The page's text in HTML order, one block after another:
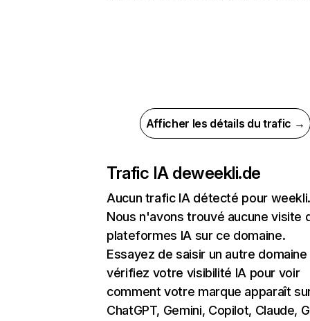
Afficher les détails du trafic →
Trafic IA deweekli.de
Aucun trafic IA détecté pour
Nous n'avons trouvé aucune visite
plateformes IA sur ce domaine.
Essayez de saisir un autre domaine
vérifiez votre visibilité IA pour voir
comment votre marque apparaît
ChatGPT, Gemini, Copilot, Claude,